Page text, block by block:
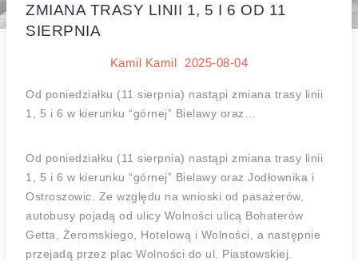
ZMIANA TRASY LINII 1, 5 I 6 OD 11
SIERPNIA
Kamil Kamil 2025-08-04
Od poniedziałku (11 sierpnia) nastąpi zmiana trasy linii
1, 5 i 6 w kierunku “górnej” Bielawy oraz…
Od poniedziałku (11 sierpnia) nastąpi zmiana trasy linii
1, 5 i 6 w kierunku “górnej” Bielawy oraz Jodłownika i
Ostroszowic. Ze względu na wnioski od pasażerów,
autobusy pojadą od ulicy Wolności ulicą Bohaterów
Getta, Żeromskiego, Hotelową i Wolności, a następnie
przejadą przez plac Wolności do ul. Piastowskiej.